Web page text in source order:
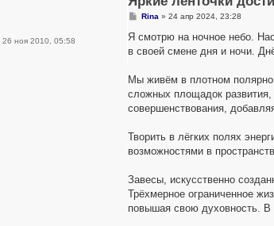
26 ноя 2010, 05:58
С
о
щ
и
е
Rina » 24 апр 2024, 23:28
Я смотрю на ночное небо.
в своей смене дня и ночи.
Мы живём в плотном
сложных площадок
совершенствования,
Творить в лёгких полях
возможностями в
Завесы, искусственно
Трёхмерное ограниченное
повышая свою духовность. В